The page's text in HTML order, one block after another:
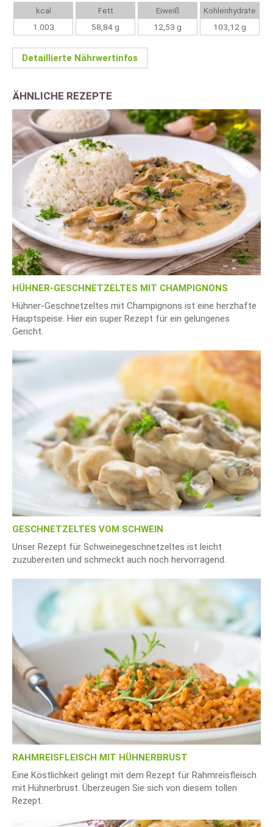
kcal
1.003
Fett
58,84 g
Eiweiß
12,53 g
Kohlenhydrate
103,12 g
Detaillierte Nährwertinfos
ÄHNLICHE REZEPTE
HÜHNER-GESCHNETZELTES MIT CHAMPIGNONS
Hühner-Geschnetzeltes mit Champignons ist eine herzhafte
Hauptspeise. Hier ein super Rezept für ein gelungenes
Gericht.
GESCHNETZELTES VOM SCHWEIN
Unser Rezept für Schweinegeschnetzeltes ist leicht
zuzubereiten und schmeckt auch noch hervorragend.
RAHMREISFLEISCH MIT HÜHNERBRUST
Eine Köstlichkeit gelingt mit dem Rezept für Rahmreisfleisch
mit Hühnerbrust. Überzeugen Sie sich von diesem tollen
Rezept.